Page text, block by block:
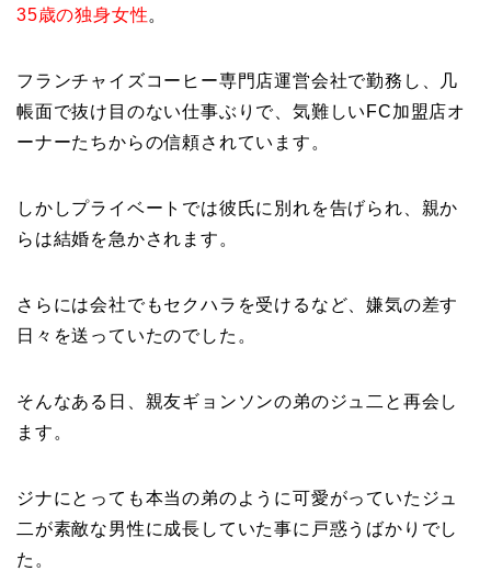
35歳の独身女性。
フランチャイズコーヒー専門店運営会社で勤務し、几
帳面で抜け目のない仕事ぶりで、気難しいFC加盟店オ
ーナーたちからの信頼されています。
しかしプライベートでは彼氏に別れを告げられ、親か
らは結婚を急かされます。
さらには会社でもセクハラを受けるなど、嫌気の差す
日々を送っていたのでした。
そんなある日、親友ギョンソンの弟のジュ二と再会し
ます。
ジナにとっても本当の弟のように可愛がっていたジュ
二が素敵な男性に成長していた事に戸惑うばかりでし
た。